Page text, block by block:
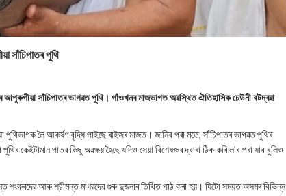
সাঁচিপাতৰ পুথি
আপুৰুগীয়া সাঁচিপাতৰ ভাগৱত পুথি। গাঁওখনৰ মাজভাগত অৱস্থিত ঐতিহাসিক চেউনী বটদ্ৰৱা
পুথিভাগক লৈ আকর্ষণ বৃদ্ধি পাইছে ৰাইজৰ মাজত। জানিব পৰা মতে, সাঁচিপাতৰ ভাগৱত পুথিৰ
পাতৰ কিছু অৱক্ষয় হৈছে যদিও সেয়া বিশেষজ্ঞৰ দ্বাৰা ঠিক কৰি ল'ব পৰা যাব বুলিও
শংকৰদেৱ আৰু শ্রীমন্ত মাধৱদেৱ গুৰু দুজনাৰ তিথিত পাঠ কৰা হয়। যিটো সময়ত অসমৰ বিভিন্ন